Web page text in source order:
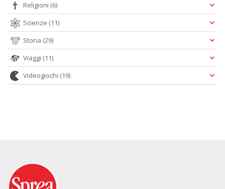
Religioni (6)
Scienze (11)
Storia (29)
Viaggi (11)
Videogiochi (19)